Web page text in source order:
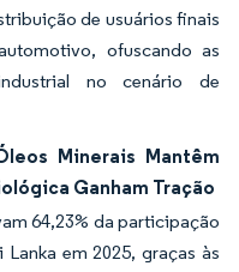
de usuários finais
ofuscando as
no cenário de
Minerais Mantêm
Ganham Tração
64,23% da participação
em 2025, graças às